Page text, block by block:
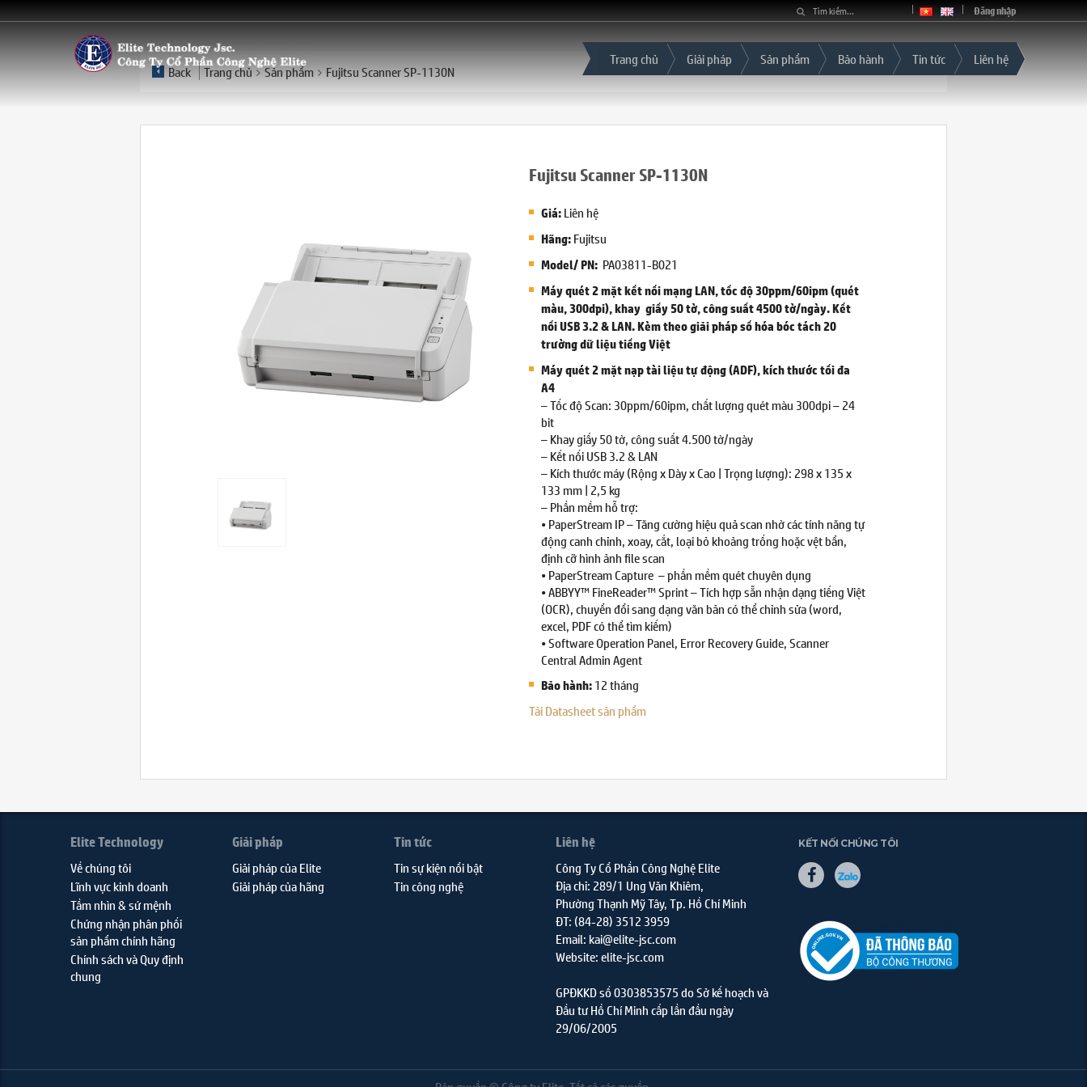
Đăng nhập
Trang chủ Giải pháp Sản phẩm Bảo hành Tin tức Liên hệ
Back Trang chủ Sản phẩm Fujitsu Scanner SP-1130N
Fujitsu Scanner SP-1130N
Giá:Liên hệ
Hãng:Fujitsu
Model/ PN: PA03811-B021
Máy quét 2 mặt kết nối mạng LAN, tốc độ 30ppm/60ipm (quét
màu, 300dpi), khay giấy 50 tờ, công suất 4500 tờ/ngày. Kết
nối USB 3.2 & LAN. Kèm theo giải pháp số hóa bóc tách 20
trường dữ liệu tiếng Việt
Máy quét 2 mặt nạp tài liệu tự động (ADF), kích thước tối đa
A4
– Tốc độ Scan: 30ppm/60ipm, chất lượng quét màu 300dpi – 24
bit
– Khay giấy 50 tờ, công suất 4.500 tờ/ngày
– Kết nối USB 3.2 & LAN
– Kích thước máy (Rộng x Dày x Cao | Trọng lượng): 298 x 135 x
133 mm | 2,5 kg
– Phần mềm hỗ trợ:
• PaperStream IP – Tăng cường hiệu quả scan nhờ các tính năng tự
động canh chỉnh, xoay, cắt, loại bỏ khoảng trống hoặc vệt bẩn,
định cỡ hình ảnh file scan
• PaperStream Capture – phần mềm quét chuyên dụng
• ABBYY™ FineReader™ Sprint – Tích hợp sẵn nhận dạng tiếng Việt
(OCR), chuyển đổi sang dạng văn bản có thể chỉnh sửa (word,
excel, PDF có thể tìm kiếm)
• Software Operation Panel, Error Recovery Guide, Scanner
Central Admin Agent
Bảo hành:12 tháng
Tải Datasheet sản phẩm
Elite Technology
Về chúng tôi
Lĩnh vực kinh doanh
Tầm nhìn & sứ mệnh
Chứng nhận phân phối
sản phẩm chính hãng
Chính sách và Quy định
chung
Giải pháp
Giải pháp của Elite
Giải pháp của hãng
Tin tức
Tin sự kiện nổi bật
Tin công nghệ
Liên hệ
Công Ty Cổ Phần Công Nghệ Elite
Địa chỉ: 289/1 Ung Văn Khiêm,
Phường Thạnh Mỹ Tây, Tp. Hồ Chí Minh
ĐT: (84-28) 3512 3959
Email: kai@elite-jsc.com
Website: elite-jsc.com
GPĐKKD số 0303853575 do Sở kế hoạch và
Đầu tư Hồ Chí Minh cấp lần đầu ngày
29/06/2005
KẾT NỐI CHÚNG TÔI